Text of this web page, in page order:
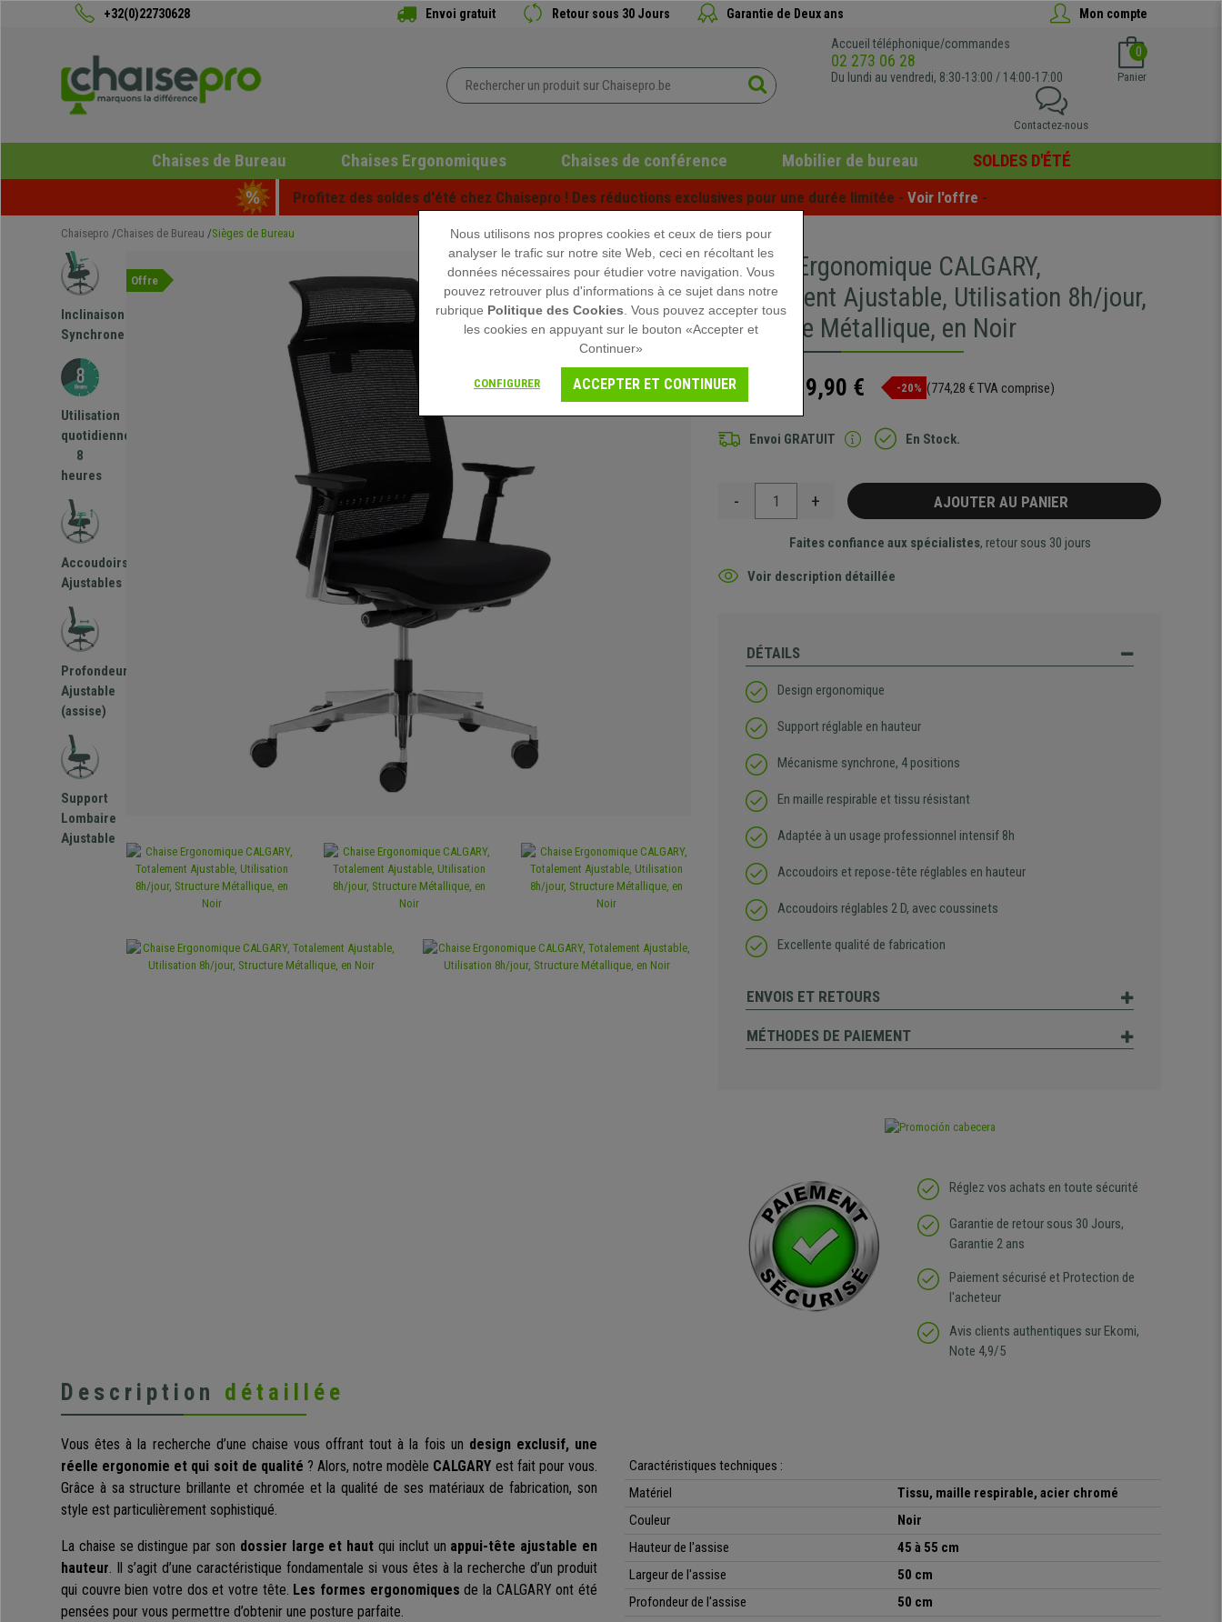
+32(0)22730628 Envoi gratuit Retour sous 30 Jours Garantie de Deux ans Mon compte
Accueil téléphonique/commandes
02 273 06 28
Du lundi au vendredi, 8:30-13:00 / 14:00-17:00
0
Panier
Contactez-nous
Chaises de Bureau Chaises Ergonomiques Chaises de conférence Mobilier de bureau SOLDES D'ÉTÉ
Profitez des soldes d'été chez Chaisepro ! Des réductions exclusives pour une durée limitée - Voir l'offre -
Chaisepro Chaises de Bureau Sièges de Bureau
Inclinaison
Synchrone
Utilisation
quotidienne
8
heures
Accoudoirs
Ajustables
Profondeur
Ajustable
(assise)
Support
Lombaire
Ajustable
Offre
Chaise Ergonomique CALGARY,
Totalement Ajustable, Utilisation 8h/jour,
Structure Métallique, en Noir
799,90 € 639,90 € -20% (774,28 € TVA comprise)
Envoi GRATUIT En Stock.
- + AJOUTER AU PANIER
Faites confiance aux spécialistes, retour sous 30 jours
Voir description détaillée
DÉTAILS
Design ergonomique
Support réglable en hauteur
Mécanisme synchrone, 4 positions
En maille respirable et tissu résistant
Adaptée à un usage professionnel intensif 8h
Accoudoirs et repose-tête réglables en hauteur
Accoudoirs réglables 2 D, avec coussinets
Excellente qualité de fabrication
ENVOIS ET RETOURS
MÉTHODES DE PAIEMENT
Réglez vos achats en toute sécurité
Garantie de retour sous 30 Jours,
Garantie 2 ans
Paiement sécurisé et Protection de
l'acheteur
Avis clients authentiques sur Ekomi,
Note 4,9/5
Description détaillée
Vous êtes à la recherche d’une chaise vous offrant tout à la fois un design exclusif, une
réelle ergonomie et qui soit de qualité ? Alors, notre modèle CALGARY est fait pour vous.
Grâce à sa structure brillante et chromée et la qualité de ses matériaux de fabrication, son
style est particulièrement sophistiqué.
La chaise se distingue par son dossier large et haut qui inclut un appui-tête ajustable en
hauteur. Il s’agit d’une caractéristique fondamentale si vous êtes à la recherche d’un produit
qui couvre bien votre dos et votre tête. Les formes ergonomiques de la CALGARY ont été
pensées pour vous permettre d’obtenir une posture parfaite.
Caractéristiques techniques :
Matériel
Tissu, maille respirable, acier chromé
Couleur
Noir
Hauteur de l'assise
45 à 55 cm
Largeur de l'assise
50 cm
Profondeur de l'assise
50 cm
Nous utilisons nos propres cookies et ceux de tiers pour
analyser le trafic sur notre site Web, ceci en récoltant les
données nécessaires pour étudier votre navigation. Vous
pouvez retrouver plus d'informations à ce sujet dans notre
rubrique Politique des Cookies . Vous pouvez accepter tous
les cookies en appuyant sur le bouton «Accepter et
Continuer»
CONFIGURER ACCEPTER ET CONTINUER